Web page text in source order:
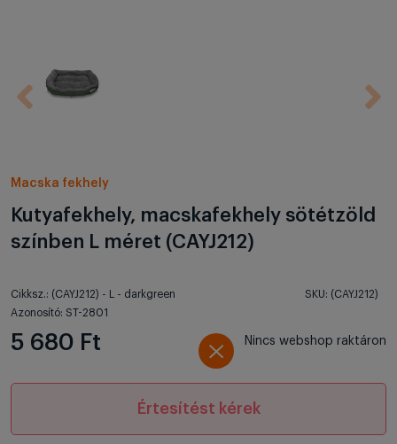
Macska fekhely
Kutyafekhely, macskafekhely sötétzöld
színben L méret (CAYJ212)
Cikksz.: (CAYJ212) - L - darkgreen
SKU: (CAYJ212)
Azonosító: ST-2801
5 680 Ft Nincs webshop raktáron
Értesítést kérek